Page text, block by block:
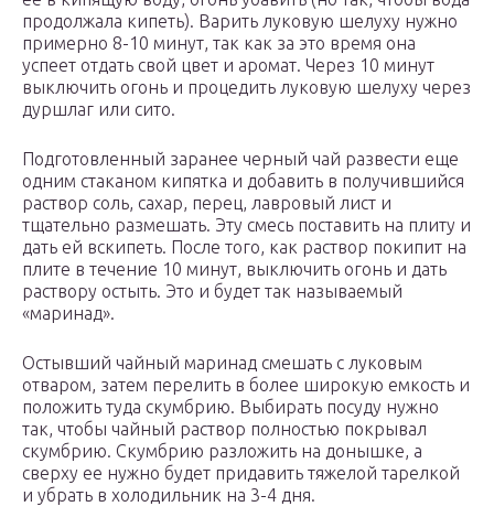
продолжала кипеть). Варить луковую шелуху нужно
примерно 8-10 минут, так как за это время она
успеет отдать свой цвет и аромат. Через 10 минут
выключить огонь и процедить луковую шелуху через
дуршлаг или сито.
Подготовленный заранее черный чай развести еще
одним стаканом кипятка и добавить в получившийся
раствор соль, сахар, перец, лавровый лист и
тщательно размешать. Эту смесь поставить на плиту и
дать ей вскипеть. После того, как раствор покипит на
плите в течение 10 минут, выключить огонь и дать
раствору остыть. Это и будет так называемый
«маринад».
Остывший чайный маринад смешать с луковым
отваром, затем перелить в более широкую емкость и
положить туда скумбрию. Выбирать посуду нужно
так, чтобы чайный раствор полностью покрывал
скумбрию. Скумбрию разложить на донышке, а
сверху ее нужно будет придавить тяжелой тарелкой
и убрать в холодильник на 3-4 дня.